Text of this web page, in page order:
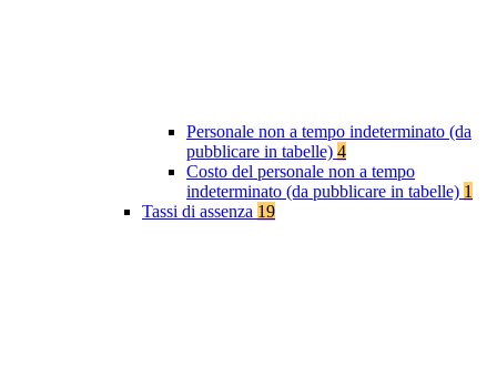
Personale non a tempo indeterminato (da
pubblicare in tabelle) 4
Costo del personale non a tempo
indeterminato (da pubblicare in tabelle) 1
Tassi di assenza 19